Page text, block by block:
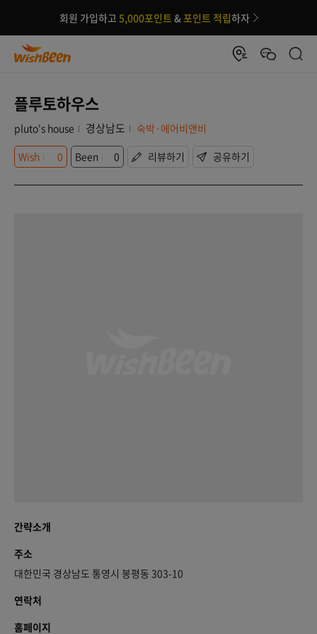
회원 가입하고 5,000포인트 &포인트 적립하자
플루토하우스
pluto's house 경상남도
숙박·에어비앤비
Wish
0 Been 0 리뷰하기 공유하기
간략소개
주소
대한민국 경상남도 통영시 봉평동 303-10
연락처
홈페이지